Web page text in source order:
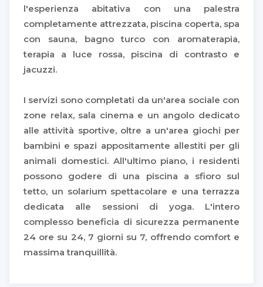
l'esperienza abitativa con una palestra
completamente attrezzata, piscina coperta, spa
con sauna, bagno turco con aromaterapia,
terapia a luce rossa, piscina di contrasto e
jacuzzi.
I servizi sono completati da un'area sociale con
zone relax, sala cinema e un angolo dedicato
alle attività sportive, oltre a un'area giochi per
bambini e spazi appositamente allestiti per gli
animali domestici. All'ultimo piano, i residenti
possono godere di una piscina a sfioro sul
tetto, un solarium spettacolare e una terrazza
dedicata alle sessioni di yoga. L'intero
complesso beneficia di sicurezza permanente
24 ore su 24, 7 giorni su 7, offrendo comfort e
massima tranquillità.